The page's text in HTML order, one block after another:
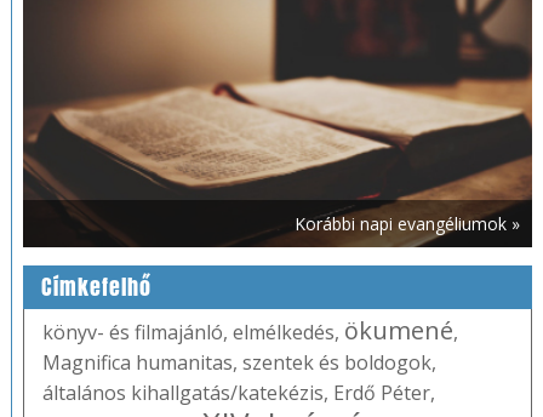
Korábbi napi evangéliumok »
Címkefelhő
könyv- és filmajánló, elmélkedés, ökumené,
Magnifica humanitas, szentek és boldogok,
általános kihallgatás/katekézis, Erdő Péter,